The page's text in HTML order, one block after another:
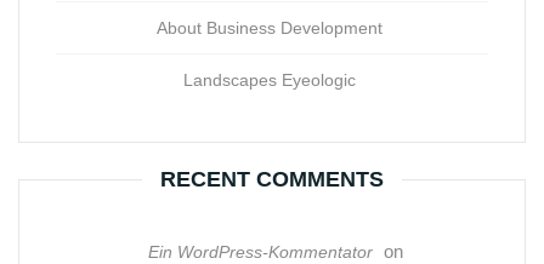
About Business Development
Landscapes Eyeologic
RECENT COMMENTS
Ein WordPress-Kommentator on